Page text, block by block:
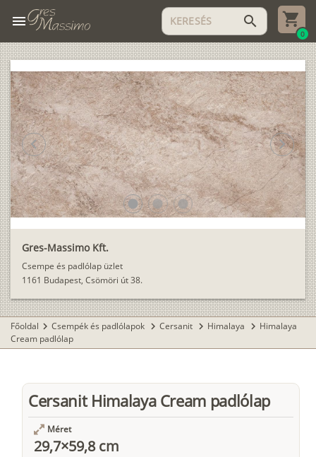
menu search
0
Gres-Massimo Kft.
Csempe és padlólap üzlet
1161 Budapest, Csömöri út 38.
lens lens lens
chevron_left chevron_right
Főoldal chevron_right Csempék és padlólapok chevron_right Cersanit chevron_right Himalaya chevron_right Himalaya
Cream padlólap
Cersanit Himalaya Cream padlólap
Méret
29,7×59,8 cm